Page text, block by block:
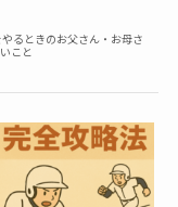
るときのお父さん・お母さ
こと